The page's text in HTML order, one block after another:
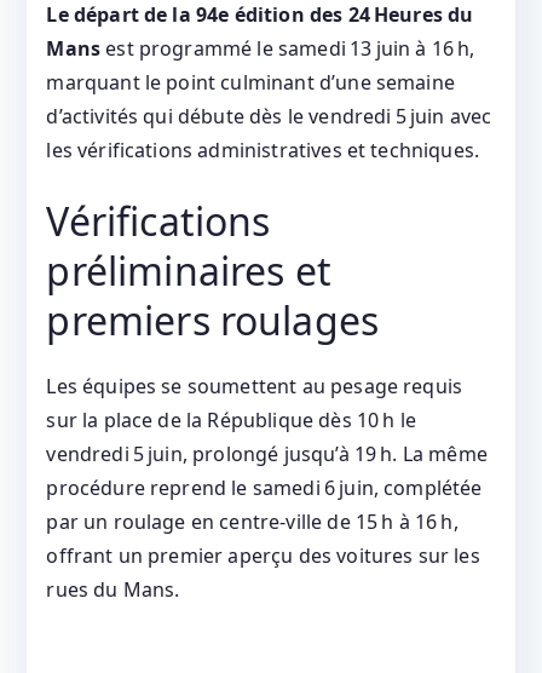
Le départ de la 94e édition des 24 Heures du
Mans est programmé le samedi 13 juin à 16 h,
marquant le point culminant d’une semaine
d’activités qui débute dès le vendredi 5 juin avec
les vérifications administratives et techniques.
Vérifications
préliminaires et
premiers roulages
Les équipes se soumettent au pesage requis
sur la place de la République dès 10 h le
vendredi 5 juin, prolongé jusqu’à 19 h. La même
procédure reprend le samedi 6 juin, complétée
par un roulage en centre‑ville de 15 h à 16 h,
offrant un premier aperçu des voitures sur les
rues du Mans.